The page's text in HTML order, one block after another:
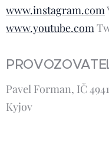
www.instagram.com
www.youtube.com
Pavel Forman, IČ
Kyjov